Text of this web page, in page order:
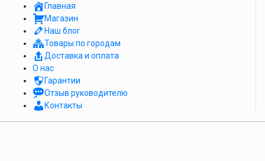
Главная
Магазин
Наш блог
Товары по городам
Доставка и оплата
О нас
Гарантии
Отзыв руководителю
Контакты